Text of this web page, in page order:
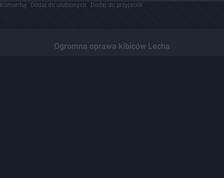
Komentuj Dodaj do ulubionych Dodaj do przyjaciół
Ogromna oprawa kibiców Lecha